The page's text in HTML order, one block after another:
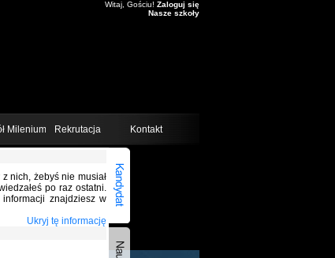
Witaj, Gościu! Zaloguj się
Nasze szkoły
Milenium Rekrutacja Kontakt
nich, żebyś nie musiał
po raz ostatni.
znajdziesz w
Ukryj tę informację